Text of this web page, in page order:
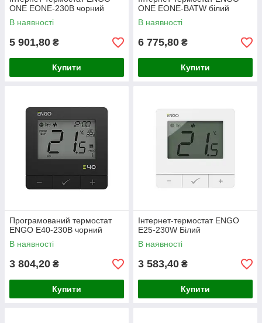
Створення
сценаріїв
наприклад, увімкнення насоса під час
розумні розетки EPLUG-ZB
✅ Широкий асортимент пристроїв
Містить бездротові термостати
шлюзи
(EGATEZB)
потужні реле
(EREL-16ZB)
ONE EONE-230B чорний
В наявності
5 901,80 ₴
Купити
ONE EONE-BATW білий
В наявності
6 775,80 ₴
Купити
Програмований термостат
ENGO E40-230B чорний
В наявності
3 804,20 ₴
Купити
Інтернет-термостат ENGO
E25-230W Білий
В наявності
3 583,40 ₴
Купити